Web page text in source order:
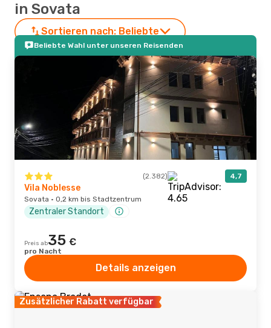
in Sovata
Sortieren nach: Beliebte
Beliebte Wahl unter unseren Reisenden
(2.382) 4,7
Vila Noblesse
Sovata · 0,2 km bis Stadtzentrum
Zentraler Standort
Preis ab35 €
pro Nacht
Details anzeigen
Zusätzlicher Rabatt verfügbar